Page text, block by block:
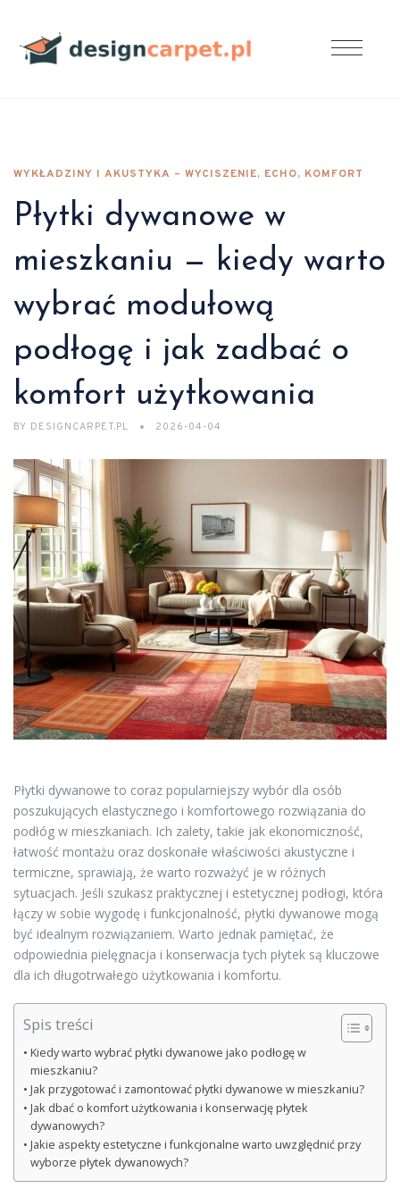
WYKŁADZINY I AKUSTYKA – WYCISZENIE, ECHO, KOMFORT
Płytki dywanowe w
mieszkaniu — kiedy warto
wybrać modułową
podłogę i jak zadbać o
komfort użytkowania
BY DESIGNCARPET.PL 2026-04-04
Płytki dywanowe to coraz popularniejszy wybór dla osób
poszukujących elastycznego i komfortowego rozwiązania do
podłóg w mieszkaniach. Ich zalety, takie jak ekonomiczność,
łatwość montażu oraz doskonałe właściwości akustyczne i
termiczne, sprawiają, że warto rozważyć je w różnych
sytuacjach. Jeśli szukasz praktycznej i estetycznej podłogi, która
łączy w sobie wygodę i funkcjonalność, płytki dywanowe mogą
być idealnym rozwiązaniem. Warto jednak pamiętać, że
odpowiednia pielęgnacja i konserwacja tych płytek są kluczowe
dla ich długotrwałego użytkowania i komfortu.
Spis treści
Kiedy warto wybrać płytki dywanowe jako podłogę w
mieszkaniu?
Jak przygotować i zamontować płytki dywanowe w mieszkaniu?
Jak dbać o komfort użytkowania i konserwację płytek
dywanowych?
Jakie aspekty estetyczne i funkcjonalne warto uwzględnić przy
wyborze płytek dywanowych?